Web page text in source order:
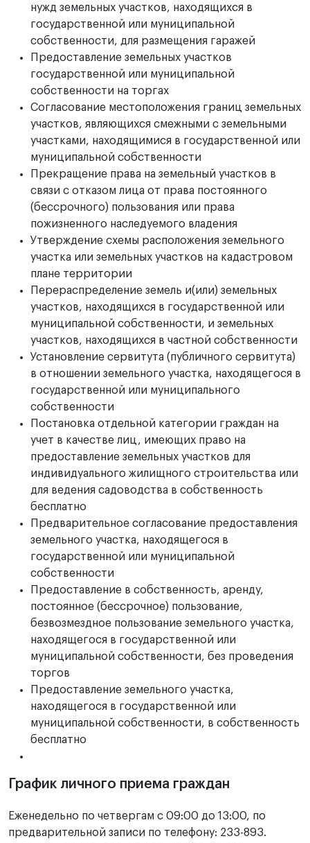
нужд земельных участков, находящихся в
государственной или муниципальной
собственности, для размещения гаражей
Предоставление земельных участков
государственной или муниципальной
собственности на торгах
Согласование местоположения границ земельных
участков, являющихся смежными с земельными
участками, находящимися в государственной или
муниципальной собственности
Прекращение права на земельный участков в
связи с отказом лица от права постоянного
(бессрочного) пользования или права
пожизненного наследуемого владения
Утверждение схемы расположения земельного
участка или земельных участков на кадастровом
плане территории
Перераспределение земель и(или) земельных
участков, находящихся в государственной или
муниципальной собственности, и земельных
участков, находящихся в частной собственности
Установление сервитута (публичного сервитута)
в отношении земельного участка, находящегося в
государственной или муниципального
собственности
Постановка отдельной категории граждан на
учет в качестве лиц, имеющих право на
предоставление земельных участков для
индивидуального жилищного строительства или
для ведения садоводства в собственность
бесплатно
Предварительное согласование предоставления
земельного участка, находящегося в
государственной или муниципальной
собственности
Предоставление в собственность, аренду,
постоянное (бессрочное) пользование,
безвозмездное пользование земельного участка,
находящегося в государственной или
муниципальной собственности, без проведения
торгов
Предоставление земельного участка,
находящегося в государственной или
муниципальной собственности, в собственность
бесплатно
График личного приема граждан
Еженедельно по четвергам с 09:00 до 13:00, по
предварительной записи по телефону: 233-893.